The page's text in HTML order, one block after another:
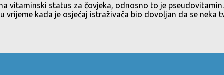
status za čovjeka, odnosno to je
vrijeme kada je osjećaj istraživača bio dovoljan da se